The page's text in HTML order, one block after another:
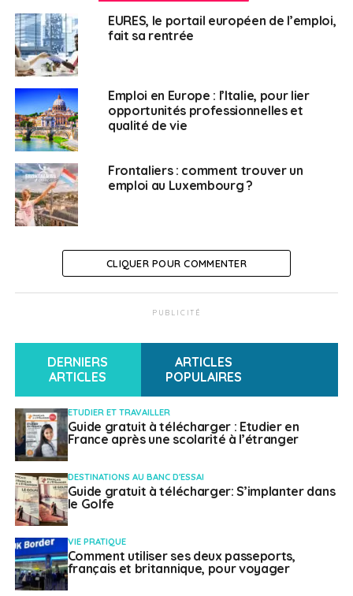
SUJETS ASSOCIÉS: EMPLOI FRONTALIER EURES
FEATURED
LUXEMBOURG
PÔLE EMPLOI
A SUIVRE
Les secteurs qui recrutent au Québec : ingénierie
NE RATEZ PAS
Vivre ailleurs, sur RFI : «La Grande démission» en
France et l’expatriation
Weena Truscelli
EURES, le portail européen de l’emploi,
fait sa rentrée
Emploi en Europe : l’Italie, pour lier
opportunités professionnelles et
qualité de vie
Frontaliers : comment trouver un
emploi au Luxembourg ?
CLIQUER POUR COMMENTER
PUBLICITÉ
DERNIERS
ARTICLES
ARTICLES
POPULAIRES
ETUDIER ET TRAVAILLER
Guide gratuit à télécharger : Etudier en
France après une scolarité à l’étranger
DESTINATIONS AU BANC D'ESSAI
Guide gratuit à télécharger: S’implanter dans
le Golfe
VIE PRATIQUE
Comment utiliser ses deux passeports,
français et britannique, pour voyager